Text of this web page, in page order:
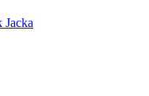
Jacka